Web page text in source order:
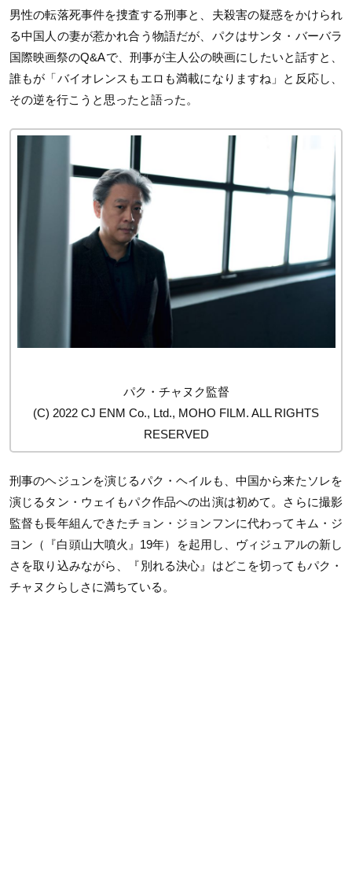
男性の転落死事件を捜査する刑事と、夫殺害の疑惑をかけられ
る中国人の妻が惹かれ合う物語だが、パクはサンタ・バーバラ
国際映画祭のQ&Aで、刑事が主人公の映画にしたいと話すと、
誰もが「バイオレンスもエロも満載になりますね」と反応し、
その逆を行こうと思ったと語った。
パク・チャヌク監督
(C) 2022 CJ ENM Co., Ltd., MOHO FILM. ALL RIGHTS
RESERVED
刑事のヘジュンを演じるパク・ヘイルも、中国から来たソレを
演じるタン・ウェイもパク作品への出演は初めて。さらに撮影
監督も長年組んできたチョン・ジョンフンに代わってキム・ジ
ヨン（『白頭山大噴火』19年）を起用し、ヴィジュアルの新し
さを取り込みながら、『別れる決心』はどこを切ってもパク・
チャヌクらしさに満ちている。